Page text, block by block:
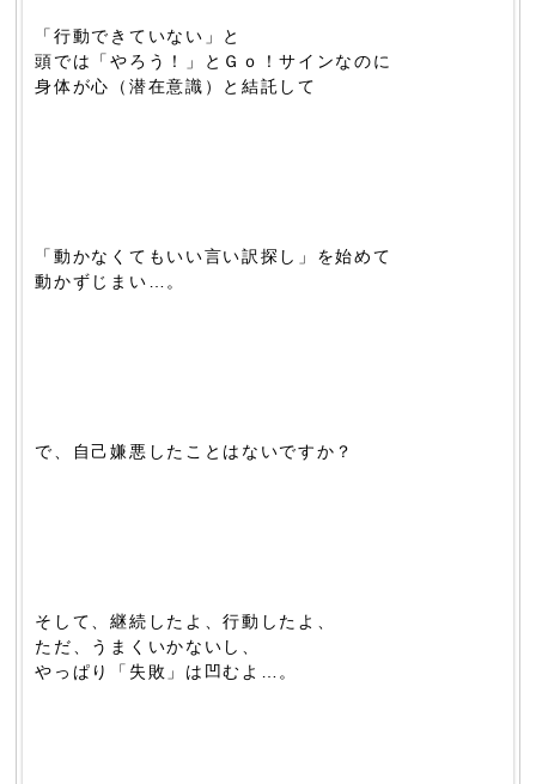
「行動できていない」と
頭では「やろう！」とＧｏ！サインなのに
身体が心（潜在意識）と結託して
「動かなくてもいい言い訳探し」を始めて
動かずじまい…。
で、自己嫌悪したことはないですか？
そして、継続したよ、行動したよ、
ただ、うまくいかないし、
やっぱり「失敗」は凹むよ…。